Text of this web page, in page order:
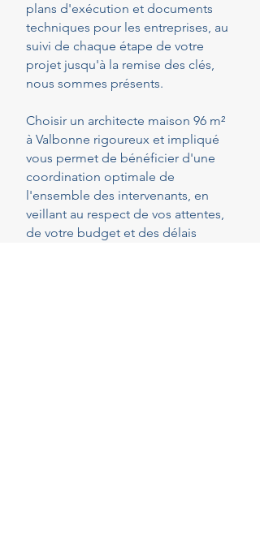
plans d'exécution et documents
techniques pour les entreprises, au
suivi de chaque étape de votre
projet jusqu'à la remise des clés,
nous sommes présents.
Choisir un architecte maison 96 m²
à Valbonne rigoureux et impliqué
vous permet de bénéficier d'une
coordination optimale de
l'ensemble des intervenants, en
veillant au respect de vos attentes,
de votre budget et des délais